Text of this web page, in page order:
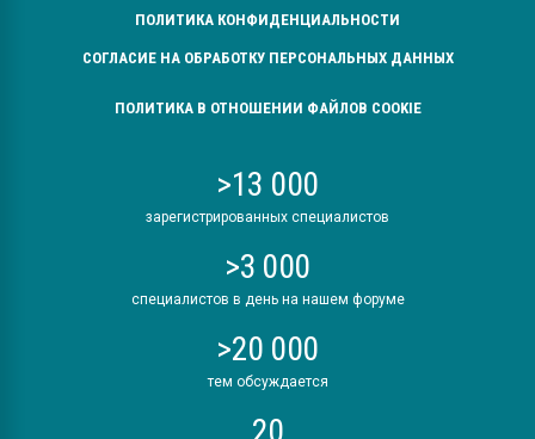
ПОЛИТИКА КОНФИДЕНЦИАЛЬНОСТИ
СОГЛАСИЕ НА ОБРАБОТКУ ПЕРСОНАЛЬНЫХ ДАННЫХ
ПОЛИТИКА В ОТНОШЕНИИ ФАЙЛОВ COOKIE
>13 000
зарегистрированных специалистов
>3 000
специалистов в день на нашем форуме
>20 000
тем обсуждается
20